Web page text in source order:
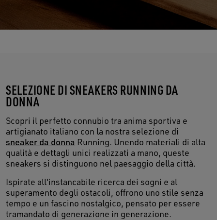
SELEZIONE DI SNEAKERS RUNNING DA
DONNA
Scopri il perfetto connubio tra anima sportiva e
artigianato italiano con la nostra selezione di
sneaker da donna Running. Unendo materiali di alta
qualità e dettagli unici realizzati a mano, queste
sneakers si distinguono nel paesaggio della città.
Ispirate all'instancabile ricerca dei sogni e al
superamento degli ostacoli, offrono uno stile senza
tempo e un fascino nostalgico, pensato per essere
tramandato di generazione in generazione.